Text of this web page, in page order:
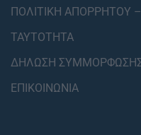
ΠΟΛΙΤΙΚΗ ΑΠΟΡΡΗΤΟΥ
ΤΑΥΤΟΤΗΤΑ
ΔΗΛΩΣΗ
ΕΠΙΚΟΙΝΩΝΙΑ